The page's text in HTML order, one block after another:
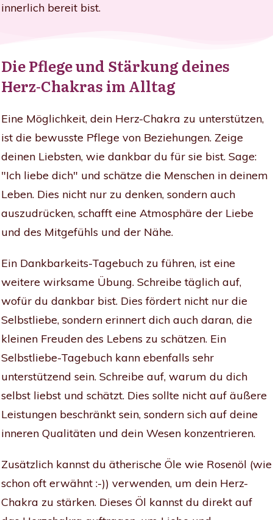
innerlich bereit bist.
Die Pflege und Stärkung deines
Herz-Chakras im Alltag
Eine Möglichkeit, dein Herz-Chakra zu unterstützen,
ist die bewusste Pflege von Beziehungen. Zeige
deinen Liebsten, wie dankbar du für sie bist. Sage:
"Ich liebe dich" und schätze die Menschen in deinem
Leben. Dies nicht nur zu denken, sondern auch
auszudrücken, schafft eine Atmosphäre der Liebe
und des Mitgefühls und der Nähe.
Ein Dankbarkeits-Tagebuch zu führen, ist eine
weitere wirksame Übung. Schreibe täglich auf,
wofür du dankbar bist. Dies fördert nicht nur die
Selbstliebe, sondern erinnert dich auch daran, die
kleinen Freuden des Lebens zu schätzen. Ein
Selbstliebe-Tagebuch kann ebenfalls sehr
unterstützend sein. Schreibe auf, warum du dich
selbst liebst und schätzt. Dies sollte nicht auf äußere
Leistungen beschränkt sein, sondern sich auf deine
inneren Qualitäten und dein Wesen konzentrieren.
Zusätzlich kannst du ätherische Öle wie Rosenöl (wie
schon oft erwähnt :-)) verwenden, um dein Herz-
Chakra zu stärken. Dieses Öl kannst du direkt auf